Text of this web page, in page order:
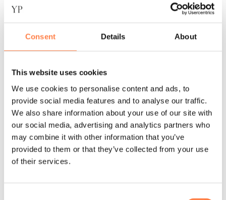
Consent Details About
This website uses cookies
We use cookies to personalise content and ads, to
provide social media features and to analyse our traffic.
We also share information about your use of our site with
our social media, advertising and analytics partners who
may combine it with other information that you’ve
provided to them or that they’ve collected from your use
of their services.
Betere lichaamshouding. Veel mensen
kampen met een verkeerde houding door
veelvuldig zitten. Reformer pilates
corrigeert disbalans in het lichaam en
versterkt de spieren langs de wervelkolom,
waardoor je automatisch rechter op gaat
lopen.
Mind-body connectie. Net als bij yoga
vraagt pilates om volledige focus en een
gecontroleerde ademhaling. Je bent zo